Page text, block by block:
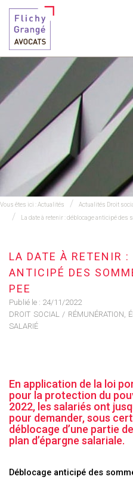
Vous êtes ici :Actualités
Actualités Droit
La date à retenir : déblocage anticipé
LA DATE À RETENIR :
ANTICIPÉ DES
PEE
Publié le : 24/11/2022
DROIT SOCIAL/ RÉMUNÉRATION,
SALARIÉ
En application de la loi
pour la protection du
2022, les salariés ont
pour demander, sous
déblocage d’une partie
plan d’épargne salariale.
Déblocage anticipé des